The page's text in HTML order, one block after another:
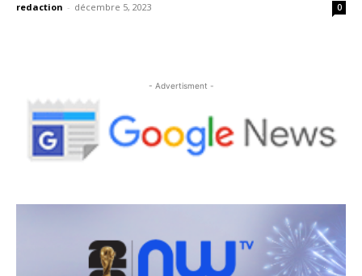
redaction - décembre 5, 2023 0
- Advertisment -